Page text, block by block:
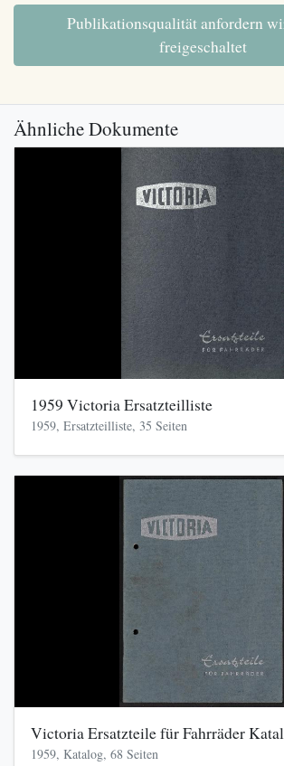
Publikationsqualität anfordern
freigeschaltet
Ähnliche Dokumente
1959 Victoria Ersatzteilliste
1959, Ersatzteilliste, 35 Seiten
Victoria Ersatzteile für Fahrräder
1959, Katalog, 68 Seiten